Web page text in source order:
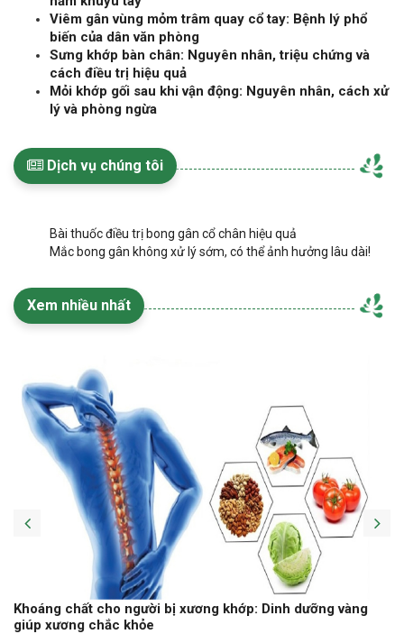
Viêm gân vùng mỏm trâm quay cổ tay: Bệnh lý phổ
biến của dân văn phòng
Sưng khớp bàn chân: Nguyên nhân, triệu chứng và
cách điều trị hiệu quả
Mỏi khớp gối sau khi vận động: Nguyên nhân, cách xử
lý và phòng ngừa
Dịch vụ chúng tôi
Bài thuốc điều trị bong gân cổ chân hiệu quả
Mắc bong gân không xử lý sớm, có thể ảnh hưởng lâu dài!
Xem nhiều nhất
Khoáng chất cho người bị xương khớp: Dinh dưỡng vàng
giúp xương chắc khỏe